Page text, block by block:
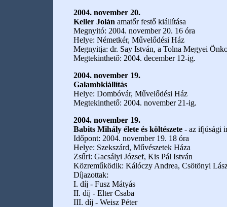
2004. november 20.
Keller Jolán amatőr festő kiállítása
Megnyitó: 2004. november 20. 16 óra
Helye: Németkér, Művelődési Ház
Megnyitja: dr. Say István, a Tolna Megyei
Megtekinthető: 2004. december 12-ig.
2004. november 19.
Galambkiállítás
Helye: Dombóvár, Művelődési Ház
Megtekinthető: 2004. november 21-ig.
2004. november 19.
Babits Mihály élete és költészete - az ifjúsági
Időpont: 2004. november 19. 18 óra
Helye: Szekszárd, Művészetek Háza
Zsűri: Gacsályi József, Kis Pál István
Közreműködik: Kálóczy Andrea, Csötönyi
Díjazottak:
I. díj - Fusz Mátyás
II. díj - Elter Csaba
III. díj - Weisz Péter